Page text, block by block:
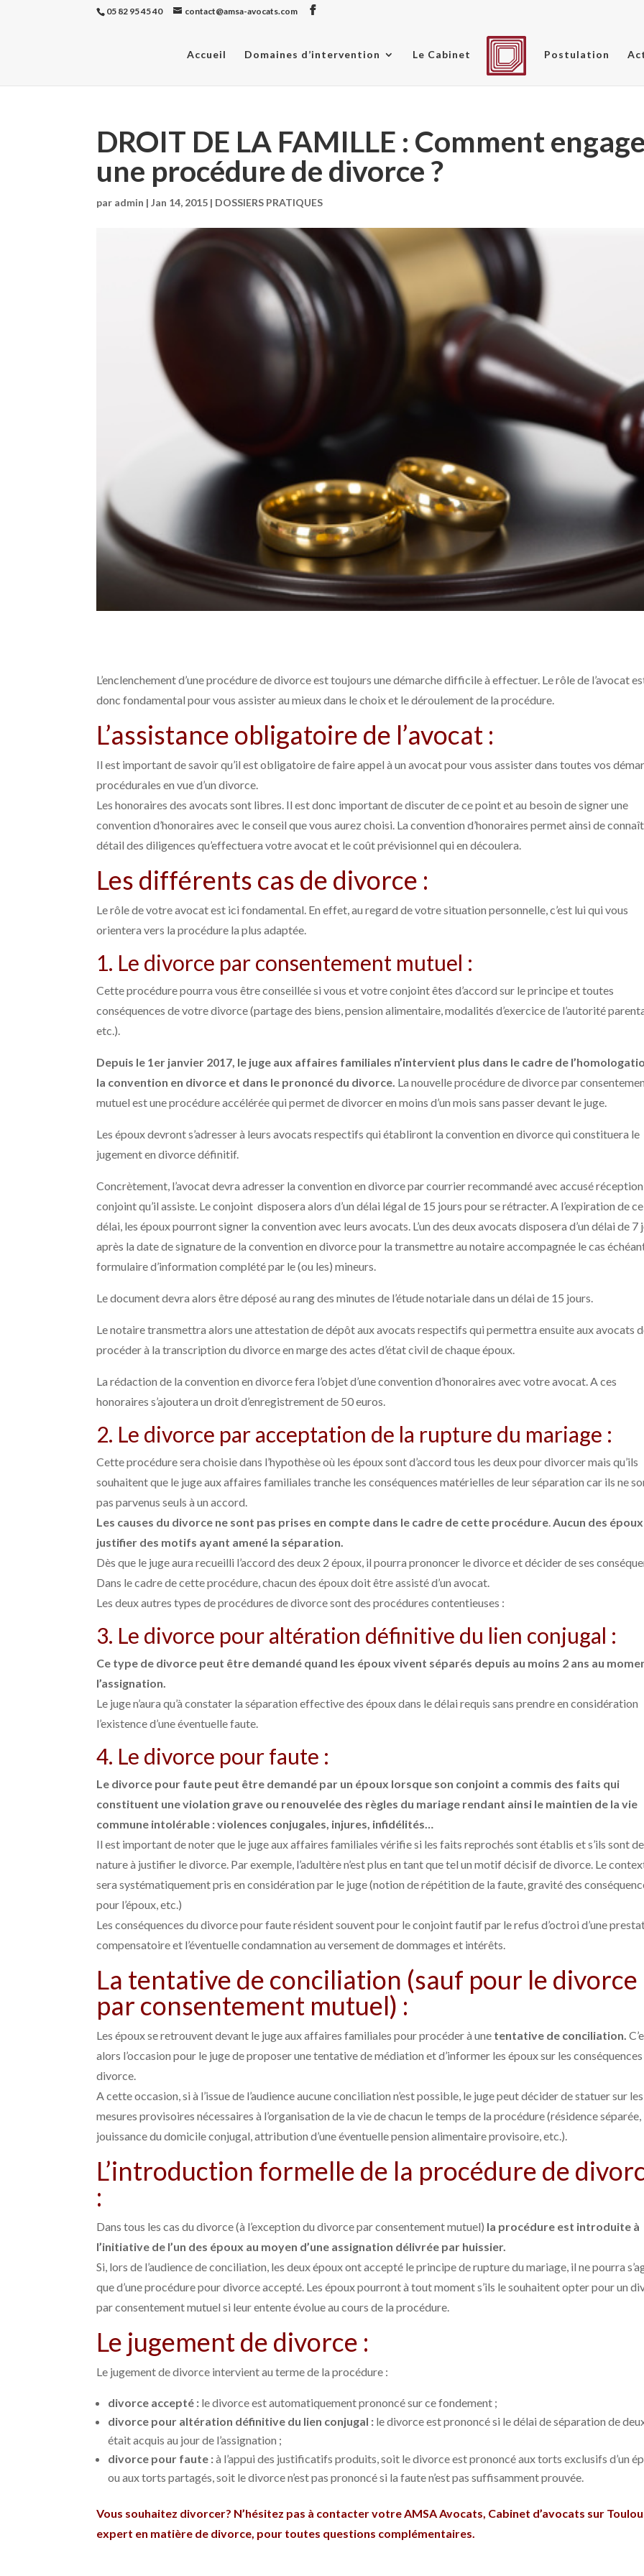
05 82 95 45 40 contact@amsa-avocats.com
Accueil Domaines d’intervention Le Cabinet Postulation
DROIT DE LA FAMILLE : Comment
une procédure de divorce ?
par admin |Jan 14, 2015 | DOSSIERS PRATIQUES
L’enclenchement d’une procédure de divorce est toujours une démarche difficile à effectuer. Le rôle de l’avocat
donc fondamental pour vous assister au mieux dans le choix et le déroulement de la procédure.
L’assistance obligatoire de l’avocat :
Il est important de savoir qu’il est obligatoire de faire appel à un avocat pour vous assister dans toutes vos
procédurales en vue d’un divorce.
Les honoraires des avocats sont libres. Il est donc important de discuter de ce point et au besoin de signer une
convention d’honoraires avec le conseil que vous aurez choisi. La convention d’honoraires permet ainsi de
détail des diligences qu’effectuera votre avocat et le coût prévisionnel qui en découlera.
Les différents cas de divorce :
Le rôle de votre avocat est ici fondamental. En effet, au regard de votre situation personnelle, c’est lui qui vous
orientera vers la procédure la plus adaptée.
1. Le divorce par consentement mutuel :
Cette procédure pourra vous être conseillée si vous et votre conjoint êtes d’accord sur le principe et toutes
conséquences de votre divorce (partage des biens, pension alimentaire, modalités d’exercice de l’autorité
etc.).
Depuis le 1er janvier 2017, le juge aux affaires familiales n’intervient plus dans le cadre de
la convention en divorce et dans le prononcé du divorce. La nouvelle procédure de divorce par
mutuel est une procédure accélérée qui permet de divorcer en moins d’un mois sans passer devant le juge.
Les époux devront s’adresser à leurs avocats respectifs qui établiront la convention en divorce qui constituera le
jugement en divorce définitif.
Concrètement, l’avocat devra adresser la convention en divorce par courrier recommandé avec accusé réception
conjoint qu’il assiste. Le conjoint disposera alors d’un délai légal de 15 jours pour se rétracter. A l’expiration de ce
délai, les époux pourront signer la convention avec leurs avocats. L’un des deux avocats disposera d’un délai de 7
après la date de signature de la convention en divorce pour la transmettre au notaire accompagnée le cas
formulaire d’information complété par le (ou les) mineurs.
Le document devra alors être déposé au rang des minutes de l’étude notariale dans un délai de 15 jours.
Le notaire transmettra alors une attestation de dépôt aux avocats respectifs qui permettra ensuite aux avocats
procéder à la transcription du divorce en marge des actes d’état civil de chaque époux.
La rédaction de la convention en divorce fera l’objet d’une convention d’honoraires avec votre avocat. A ces
honoraires s’ajoutera un droit d’enregistrement de 50 euros.
2. Le divorce par acceptation de la rupture du mariage :
Cette procédure sera choisie dans l’hypothèse où les époux sont d’accord tous les deux pour divorcer mais qu’ils
souhaitent que le juge aux affaires familiales tranche les conséquences matérielles de leur séparation car ils ne
pas parvenus seuls à un accord.
Les causes du divorce ne sont pas prises en compte dans le cadre de cette procédure.Aucun des époux
justifier des motifs ayant amené la séparation.
Dès que le juge aura recueilli l’accord des deux 2 époux, il pourra prononcer le divorce et décider de ses
Dans le cadre de cette procédure, chacun des époux doit être assisté d’un avocat.
Les deux autres types de procédures de divorce sont des procédures contentieuses :
3. Le divorce pour altération définitive du lien conjugal :
Ce type de divorce peut être demandé quand les époux vivent séparés depuis au moins 2 ans au
l’assignation.
Le juge n’aura qu’à constater la séparation effective des époux dans le délai requis sans prendre en considération
l’existence d’une éventuelle faute.
4. Le divorce pour faute :
Le divorce pour faute peut être demandé par un époux lorsque son conjoint a commis des faits qui
constituent une violation grave ou renouvelée des règles du mariage rendant ainsi le maintien de la vie
commune intolérable : violences conjugales, injures, infidélités…
Il est important de noter que le juge aux affaires familiales vérifie si les faits reprochés sont établis et s’ils sont de
nature à justifier le divorce. Par exemple, l’adultère n’est plus en tant que tel un motif décisif de divorce. Le
sera systématiquement pris en considération par le juge (notion de répétition de la faute, gravité des
pour l’époux, etc.)
Les conséquences du divorce pour faute résident souvent pour le conjoint fautif par le refus d’octroi d’une
compensatoire et l’éventuelle condamnation au versement de dommages et intérêts.
La tentative de conciliation (sauf pour le divorce
par consentement mutuel) :
Les époux se retrouvent devant le juge aux affaires familiales pour procéder à une tentative de conciliation.
alors l’occasion pour le juge de proposer une tentative de médiation et d’informer les époux sur les conséquences
divorce.
A cette occasion, si à l’issue de l’audience aucune conciliation n’est possible, le juge peut décider de statuer sur les
mesures provisoires nécessaires à l’organisation de la vie de chacun le temps de la procédure (résidence séparée,
jouissance du domicile conjugal, attribution d’une éventuelle pension alimentaire provisoire, etc.).
L’introduction formelle de la procédure de
:
Dans tous les cas du divorce (à l’exception du divorce par consentement mutuel) la procédure est introduite à
l’initiative de l’un des époux au moyen d’une assignation délivrée par huissier.
Si, lors de l’audience de conciliation, les deux époux ont accepté le principe de rupture du mariage, il ne pourra
que d’une procédure pour divorce accepté. Les époux pourront à tout moment s’ils le souhaitent opter pour un
par consentement mutuel si leur entente évolue au cours de la procédure.
Le jugement de divorce :
Le jugement de divorce intervient au terme de la procédure :
divorce accepté : le divorce est automatiquement prononcé sur ce fondement ;
divorce pour altération définitive du lien conjugal : le divorce est prononcé si le délai de séparation de
était acquis au jour de l’assignation ;
divorce pour faute :à l’appui des justificatifs produits, soit le divorce est prononcé aux torts exclusifs d’un
ou aux torts partagés, soit le divorce n’est pas prononcé si la faute n’est pas suffisamment prouvée.
Vous souhaitez divorcer? N’hésitez pas à contacter votre AMSA Avocats, Cabinet d’avocats sur
expert en matière de divorce, pour toutes questions complémentaires.